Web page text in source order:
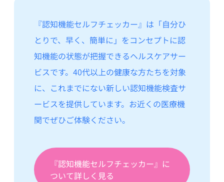
『認知機能セルフチェッカー』は「自分ひ
とりで、早く、簡単に」をコンセプトに認
知機能の状態が把握できるヘルスケアサー
ビスです。40代以上の健康な方たちを対象
に、これまでにない新しい認知機能検査サ
ービスを提供しています。お近くの医療機
関でぜひご体験ください。
『認知機能セルフチェッカー』に
ついて詳しく見る